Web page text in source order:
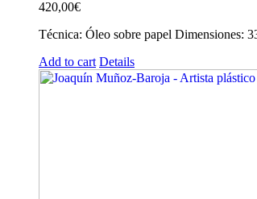
420,00€
Técnica: Óleo sobre papel Dimensiones:
Add to cart Details